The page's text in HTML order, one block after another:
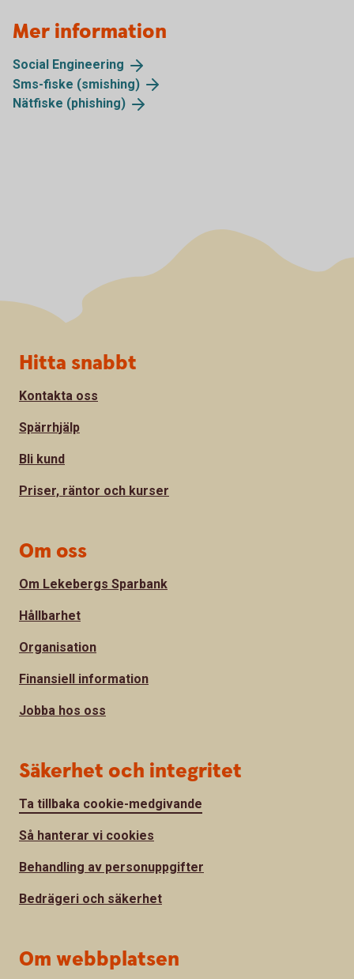
Mer information
Social Engineering
Sms-fiske (smishing)
Nätfiske (phishing)
Sidfot
Hitta snabbt
Kontakta oss
Spärrhjälp
Bli kund
Priser, räntor och kurser
Om oss
Om Lekebergs Sparbank
Hållbarhet
Organisation
Finansiell information
Jobba hos oss
Säkerhet och integritet
Ta tillbaka cookie-medgivande
Så hanterar vi cookies
Behandling av personuppgifter
Bedrägeri och säkerhet
Om webbplatsen